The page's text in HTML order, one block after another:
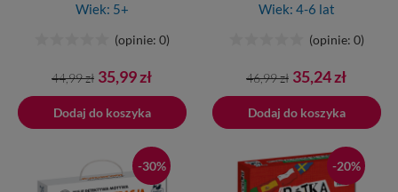
Wiek: 5+
(opinie: 0)
Cena
podstawowa
44,99 zł Cena
35,99 zł
Dodaj do koszyka
Wiek: 4-6 lat
(opinie: 0)
Cena
podstawowa
46,99 zł Cena
35,24 zł
Dodaj do koszyka
Dodano do koszyka
-30% -20%